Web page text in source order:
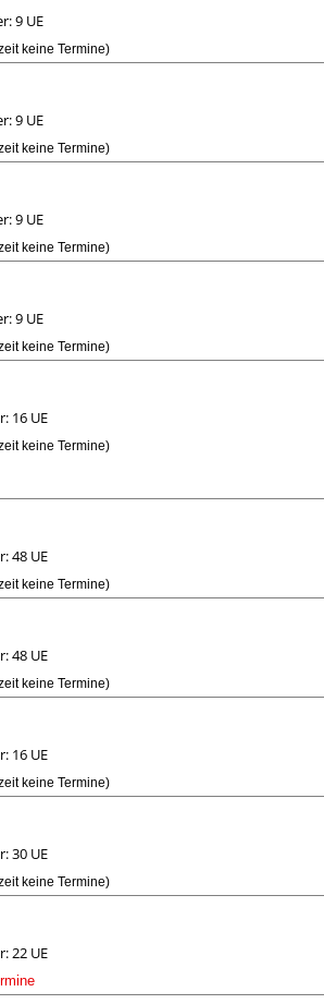
9 UE
keine Termine)
9 UE
keine Termine)
9 UE
keine Termine)
9 UE
keine Termine)
16 UE
keine Termine)
48 UE
keine Termine)
48 UE
keine Termine)
16 UE
keine Termine)
30 UE
keine Termine)
22 UE